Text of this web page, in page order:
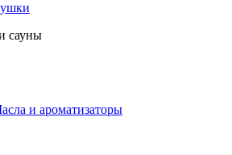
сауны
и ароматизаторы